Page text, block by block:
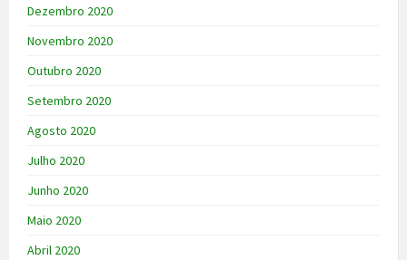
Dezembro 2020
Novembro 2020
Outubro 2020
Setembro 2020
Agosto 2020
Julho 2020
Junho 2020
Maio 2020
Abril 2020